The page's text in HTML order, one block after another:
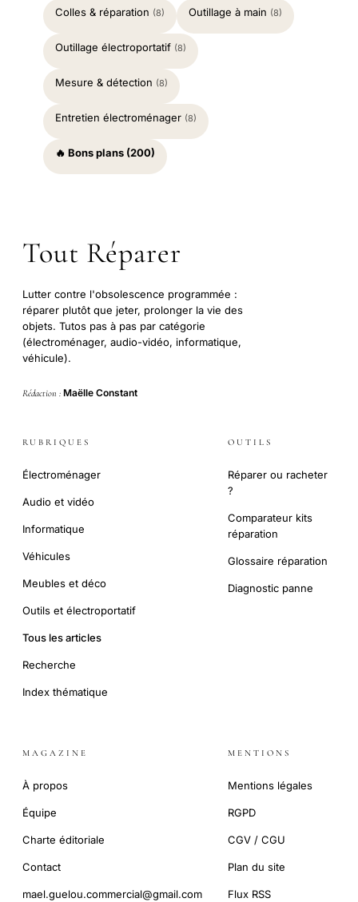
Colles & réparation (8) Outillage à main (8)
Outillage électroportatif (8)
Mesure & détection (8)
Entretien électroménager (8)
🔥 Bons plans (200)
Tout Réparer
Lutter contre l'obsolescence programmée :
réparer plutôt que jeter, prolonger la vie des
objets. Tutos pas à pas par catégorie
(électroménager, audio-vidéo, informatique,
véhicule).
Rédaction : Maëlle Constant
RUBRIQUES
Électroménager
Audio et vidéo
Informatique
Véhicules
Meubles et déco
Outils et électroportatif
Tous les articles
Recherche
Index thématique
OUTILS
Réparer ou racheter
?
Comparateur kits
réparation
Glossaire réparation
Diagnostic panne
MAGAZINE
À propos
Équipe
Charte éditoriale
Contact
mael.guelou.commercial@gmail.com
MENTIONS
Mentions légales
RGPD
CGV / CGU
Plan du site
Flux RSS